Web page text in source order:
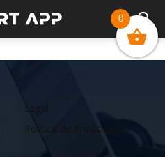
Legal
Política de Privacidad
0